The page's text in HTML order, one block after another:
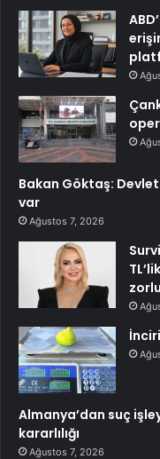
Bakan Göktaş:
var
Ağustos 7, 2026
Almanya’dan suç
kararlılığı
Ağustos 7, 2026